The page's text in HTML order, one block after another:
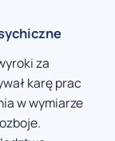
za
karę prac
w wymiarze